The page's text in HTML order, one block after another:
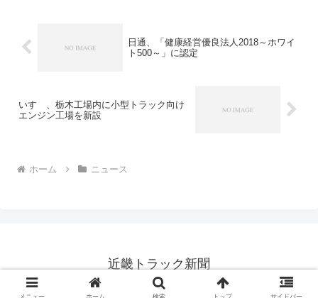
日通、「健康経営優良法人2018～ホワイ
ト500～」に認定
いすゞ、栃木工場内に小型トラック向け
エンジン工場を新設
ホーム ニュース
近畿トラック新聞
© 2013 近畿トラック新聞.
メニュー ホーム 検索 トップ サイドバー